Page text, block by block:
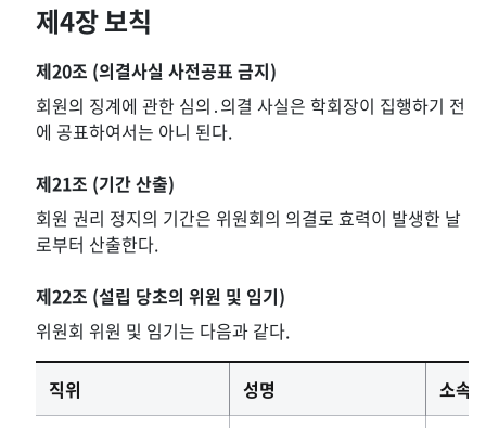
제4장 보칙
제20조 (의결사실 사전공표 금지)
회원의 징계에 관한 심의․의결 사실은 학회장이 집행하기 전
에 공표하여서는 아니 된다.
제21조 (기간 산출)
회원 권리 정지의 기간은 위원회의 의결로 효력이 발생한 날
로부터 산출한다.
제22조 (설립 당초의 위원 및 임기)
위원회 위원 및 임기는 다음과 같다.
직위 성명 소속